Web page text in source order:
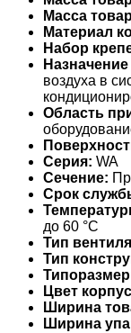
Масса
Материал
Набор
воздуха в
Область
Серия: WA
Сечение:
Срок
до 60 °С
Тип
Тип
Цвет
Ширина
Ширина